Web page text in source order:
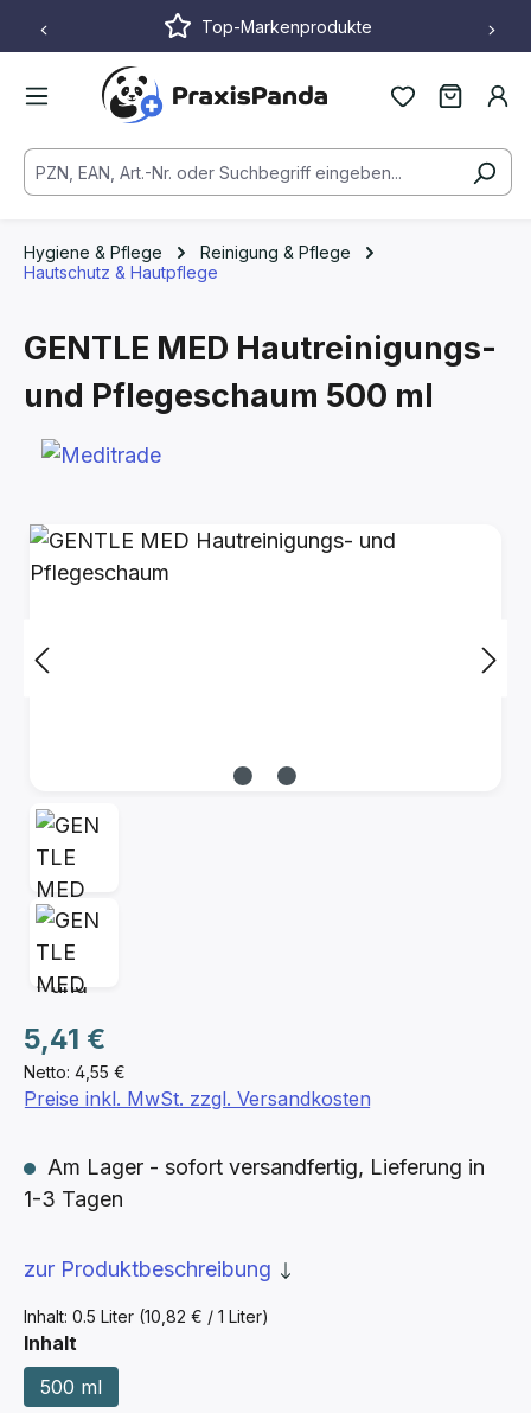
Zum Hauptinhalt springenTop-Markenprodukte
Hygiene & Pflege
Reinigung & Pflege
Hautschutz & Hautpflege
GENTLE MED Hautreinigungs-
und Pflegeschaum 500 ml
Bildergalerie überspringen
Netto: 4,55 €
Regulärer Preis:
5,41 €
Inhalt: 0.5 Liter (10,82 € / 1 Liter)
Preise inkl. MwSt. zzgl. Versandkosten
Am Lager - sofort versandfertig, Lieferung in
1-3 Tagen
zur Produktbeschreibung
Inhalt
500 ml